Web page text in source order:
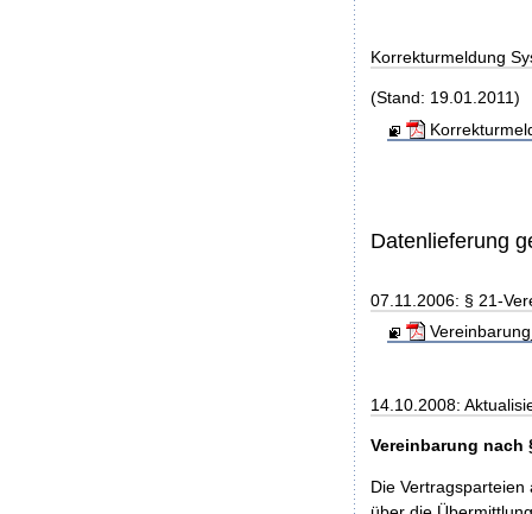
Korrekturmeldung
(Stand: 19.01.2011)
Datenlieferung
07.11.2006: § 21-
14.10.2008:
Vereinbarung nach
Die